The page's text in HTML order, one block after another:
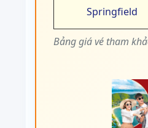
Bảng giá vé tham
Springfield